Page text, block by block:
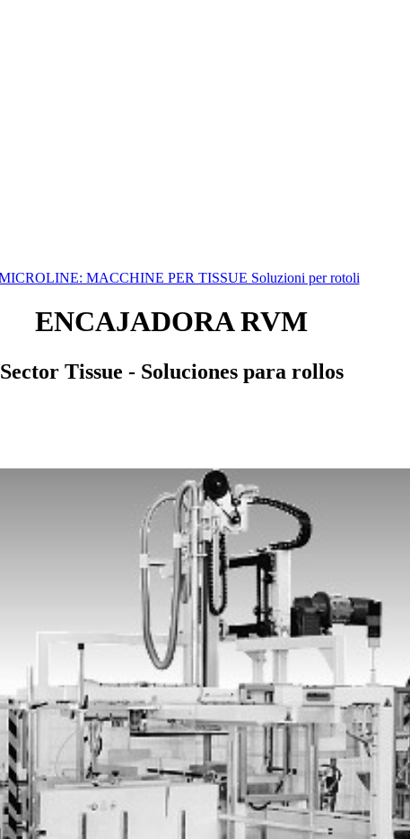
ENCAJADORA RVM
Sector Tissue - Soluciones para rollos